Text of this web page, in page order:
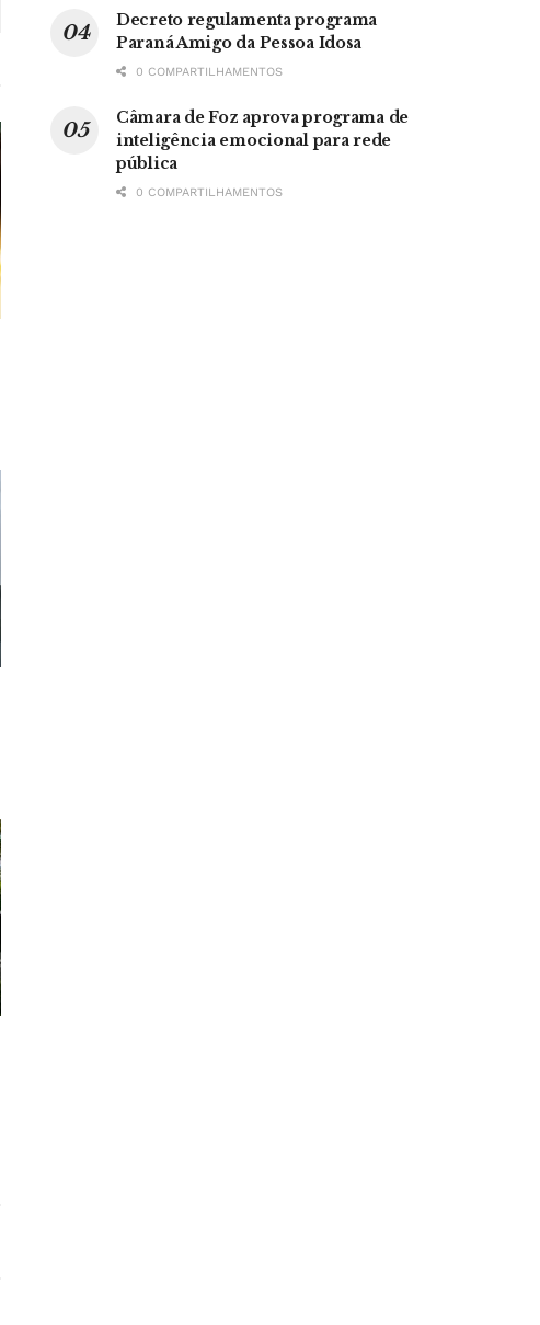
Decreto regulamenta programa
Paraná Amigo da Pessoa Idosa
0 COMPARTILHAMENTOS
Câmara de Foz aprova programa de
inteligência emocional para rede
pública
0 COMPARTILHAMENTOS